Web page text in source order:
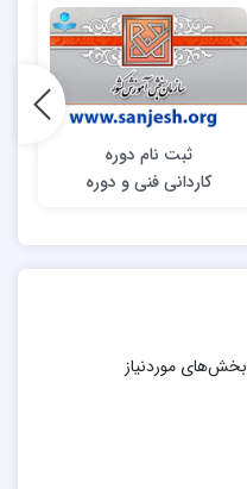
ثبت نام دوره
کاردانی فنی و دوره
ـ کاربردی سال
بخش‌های موردنیاز